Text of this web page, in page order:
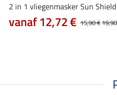
2 in 1 vliegenmasker Sun Shield
15,90 €
vanaf 12,72 €